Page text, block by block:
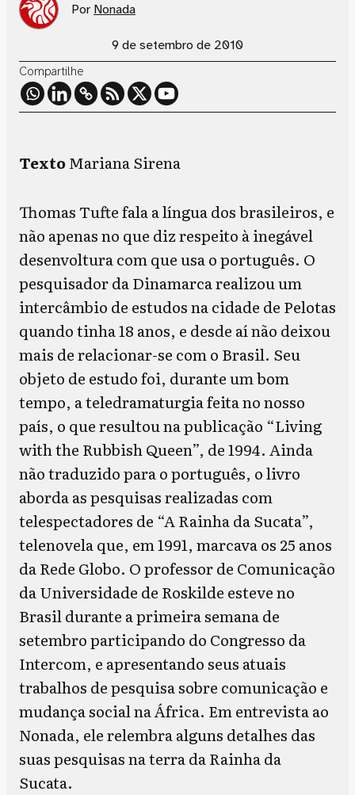
Por Nonada
9 de setembro de 2010
Compartilhe
TextoMariana Sirena
Thomas Tufte fala a língua dos brasileiros, e
não apenas no que diz respeito à inegável
desenvoltura com que usa o português. O
pesquisador da Dinamarca realizou um
intercâmbio de estudos na cidade de Pelotas
quando tinha 18 anos, e desde aí não deixou
mais de relacionar-se com o Brasil. Seu
objeto de estudo foi, durante um bom
tempo, a teledramaturgia feita no nosso
país, o que resultou na publicação “Living
with the Rubbish Queen”, de 1994. Ainda
não traduzido para o português, o livro
aborda as pesquisas realizadas com
telespectadores de “A Rainha da Sucata”,
telenovela que, em 1991, marcava os 25 anos
da Rede Globo. O professor de Comunicação
da Universidade de Roskilde esteve no
Brasil durante a primeira semana de
setembro participando do Congresso da
Intercom, e apresentando seus atuais
trabalhos de pesquisa sobre comunicação e
mudança social na África. Em entrevista ao
Nonada, ele relembra alguns detalhes das
suas pesquisas na terra da Rainha da
Sucata.